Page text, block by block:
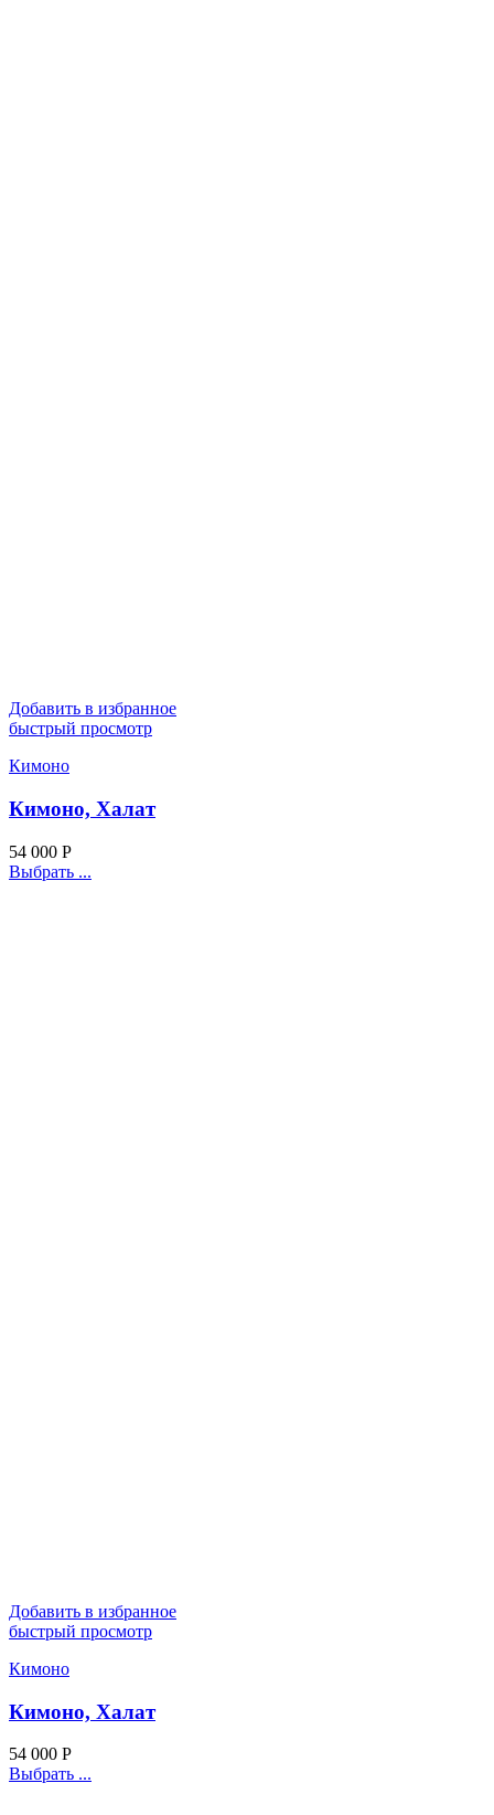
Добавить в избранное
быстрый просмотр
Кимоно
Кимоно, Халат
54 000 Р
Выбрать ...
Добавить в избранное
быстрый просмотр
Кимоно
Кимоно, Халат
54 000 Р
Выбрать ...